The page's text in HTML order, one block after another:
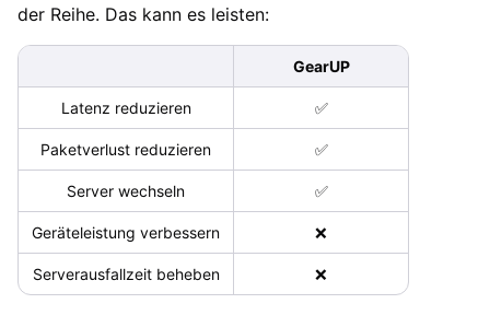
der Reihe. Das kann es leisten:
GearUP
Latenz reduzieren ✅
Paketverlust reduzieren ✅
Server wechseln ✅
Geräteleistung verbessern ❌
Serverausfallzeit beheben ❌